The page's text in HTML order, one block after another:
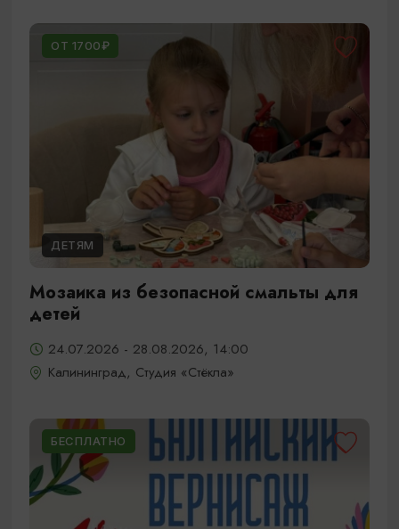
ОТ 1700₽
ДЕТЯМ
Мозаика из безопасной смальты для
детей
24.07.2026 - 28.08.2026, 14:00
Калининград, Студия «Стёкла»
БЕСПЛАТНО